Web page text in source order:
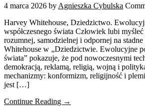
4 marca 2026 by Agnieszka Cybulska
Harvey Whitehouse, Dziedzictwo.
współczesnego świata Człowiek lubi
rozumnej, samodzielnej i odpornej na
Whitehouse w „Dziedzictwie. Ewolucyjne
świata” pokazuje, że pod nowoczesnymi
demokracją, reklamą, religią, wojną i
mechanizmy: konformizm, religijność i
jest […]
Continue Reading →